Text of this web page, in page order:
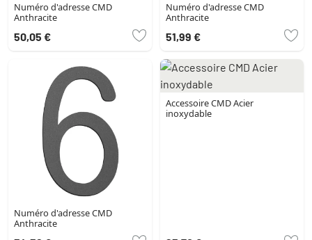
Numéro d'adresse CMD
Anthracite
50,05 €
Numéro d'adresse CMD
Anthracite
51,99 €
Numéro d'adresse CMD
Anthracite
Accessoire CMD Acier
inoxydable